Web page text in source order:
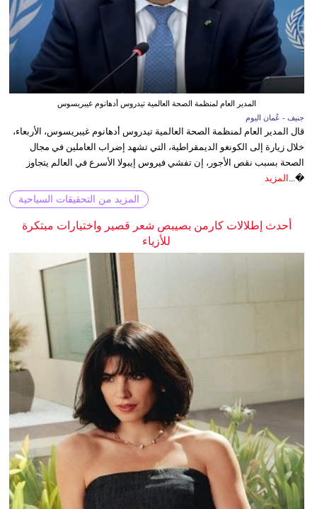
المدير العام لمنظمة الصحة العالمية تيدروس أدهانوم غيبريسوس
جنيف - عُمان اليوم
قال المدير العام لمنظمة الصحة العالمية تيدروس أدهانوم غيبريسوس، الأربعاء،
خلال زيارة إلى الكونغو الديمقراطية، التي تشهد إضراب العاملين في مجال
الصحة بسبب نقص الأجور، إن تفشي فيروس إيبولا الأسرع في العالم يتجاوز
�... المزيد
المزيد من التحقيقات السياحية
أحدث إطلالات كارمن بصيبص شعر قصير واختيارات مبتكرة
للأزياء